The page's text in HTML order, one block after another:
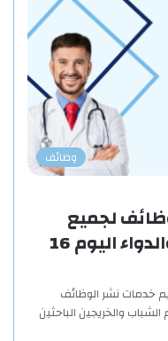
وظائف
لجميع
التخصصات بقطاع الصحة والدواء اليوم 16
خدمات نشر الوظائف
والخريجين الباحثين